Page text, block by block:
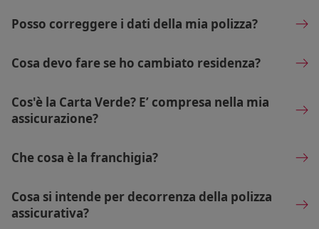
Posso correggere i dati della mia polizza?
Cosa devo fare se ho cambiato residenza?
Cos'è la Carta Verde? E’ compresa nella mia
assicurazione?
Che cosa è la franchigia?
Cosa si intende per decorrenza della polizza
assicurativa?